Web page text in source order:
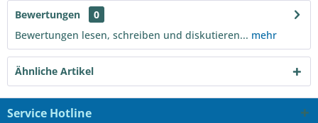
Bewertungen
0
Bewertungen lesen, schreiben und diskutieren... mehr
Ähnliche Artikel
Service Hotline